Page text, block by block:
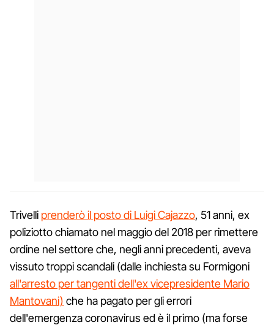
Trivelli prenderò il posto di Luigi Cajazzo, 51 anni, ex
poliziotto chiamato nel maggio del 2018 per rimettere
ordine nel settore che, negli anni precedenti, aveva
vissuto troppi scandali (dalle inchiesta su Formigoni
all'arresto per tangenti dell'ex vicepresidente Mario
Mantovani) che ha pagato per gli errori
dell'emergenza coronavirus ed è il primo (ma forse